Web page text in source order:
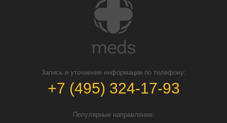
Запись и уточнение информации по телефону:
+7 (495) 324-17-93
Популярные направление: